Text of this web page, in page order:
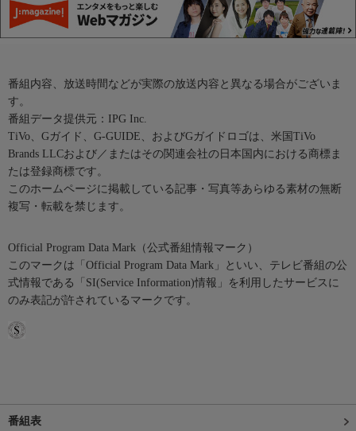
番組内容、放送時間などが実際の放送内容と異なる場合がございま
す。
番組データ提供元：IPG Inc.
TiVo、Gガイド、G-GUIDE、およびGガイドロゴは、米国TiVo
Brands LLCおよび／またはその関連会社の日本国内における商標ま
たは登録商標です。
このホームページに掲載している記事・写真等あらゆる素材の無断
複写・転載を禁じます。
Official Program Data Mark（公式番組情報マーク）
このマークは「Official Program Data Mark」といい、テレビ番組の公
式情報である「SI(Service Information)情報」を利用したサービスに
のみ表記が許されているマークです。
番組表